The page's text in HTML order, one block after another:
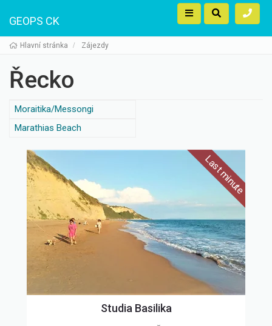
GEOPS CK
Hlavní stránka Zájezdy
Řecko
Moraitika/Messongi
Marathias Beach
Studia Basilika